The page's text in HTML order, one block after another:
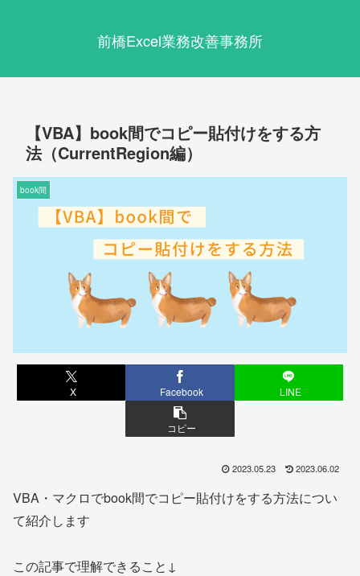
前橋Excel業務改善事務所
【VBA】book間でコピー貼付けをする方
法（CurrentRegion編）
book間
X Facebook LINE
コピー
2023.05.23 2023.06.02
VBA・マクロでbook間でコピー貼付けをする方法につい
て紹介します
この記事で理解できること↓